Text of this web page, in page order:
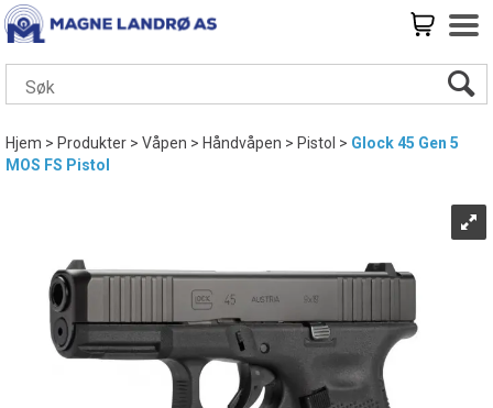
Hjem>Produkter>Våpen>Håndvåpen>Pistol >Glock 45 Gen 5
MOS FS Pistol